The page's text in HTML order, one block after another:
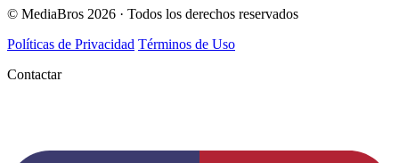
© MediaBros 2026 · Todos los derechos reservados
Políticas de Privacidad Términos de Uso
Contactar